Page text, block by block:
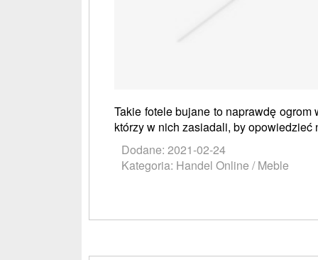
Takie fotele bujane to naprawdę
którzy w nich zasiadali, by
Dodane: 2021-02-24
Kategoria: Handel Online / Meble